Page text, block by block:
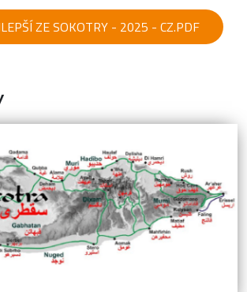
ZE SOKOTRY - 2025 - CZ.PDF